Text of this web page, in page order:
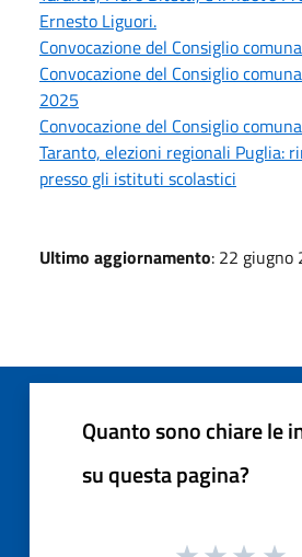
Ernesto Liguori.
Convocazione del Consiglio
Convocazione del Consiglio
2025
Convocazione del Consiglio
Taranto, elezioni regionali Puglia:
presso gli istituti scolastici
Ultimo aggiornamento: 22 giugno
Quanto sono chiare le
su questa pagina?